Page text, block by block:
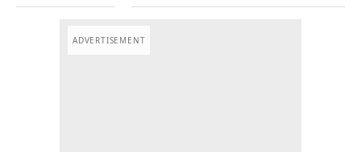
ADVERTISEMENT